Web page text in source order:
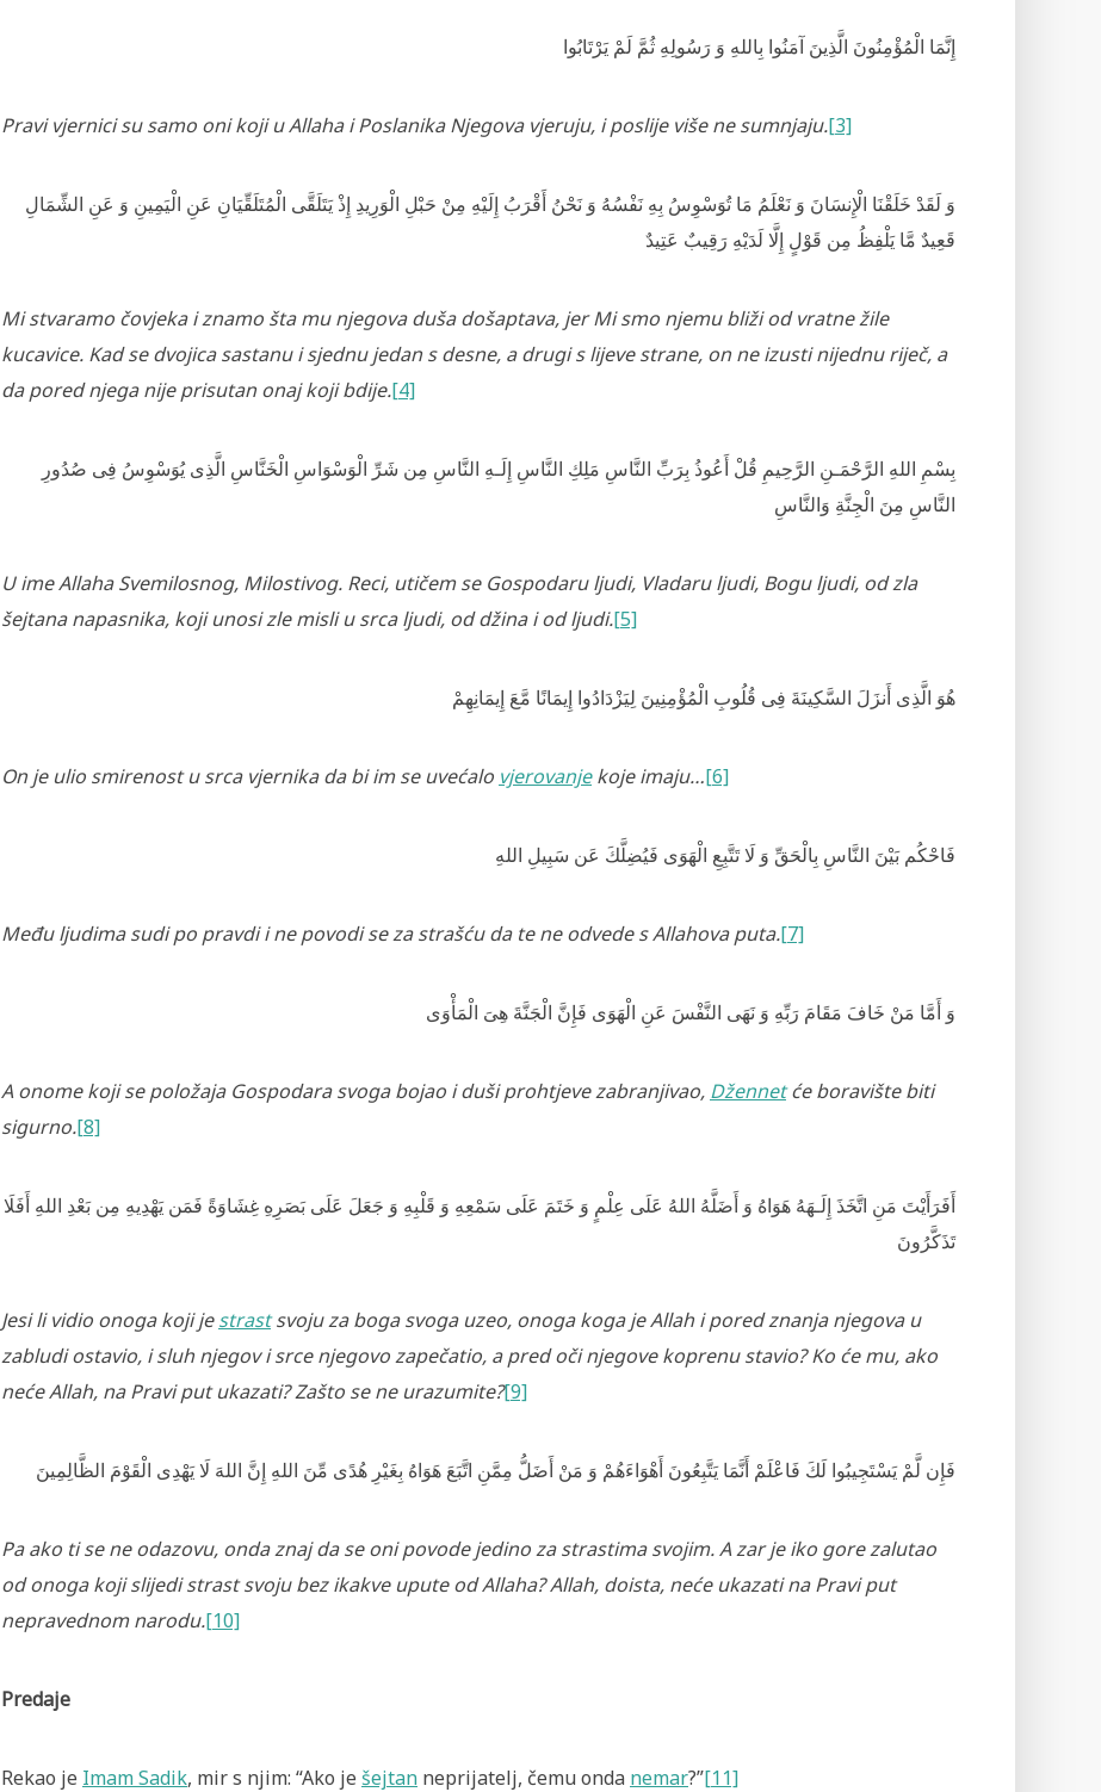
إِنَّمَا الْمُؤْمِنُونَ الَّذِينَ آمَنُوا بِاللهِ وَ رَ‌سُولِهِ ثُمَّ لَمْ يَرْ‌تَابُوا
Pravi vjernici su samo oni koji u Allaha i Poslanika Njegova vjeruju, i poslije više ne sumnjaju.[3]
وَ لَقَدْ خَلَقْنَا الْإِنسَانَ وَ نَعْلَمُ مَا تُوَسْوِسُ بِهِ نَفْسُهُ وَ نَحْنُ أَقْرَ‌بُ إِلَيْهِ مِنْ حَبْلِ الْوَرِ‌يدِ إِذْ يَتَلَقَّى الْمُتَلَقِّيَانِ عَنِ الْيَمِينِ وَ عَنِ الشِّمَالِ
قَعِيدٌ مَّا يَلْفِظُ مِن قَوْلٍ إِلَّا لَدَيْهِ رَ‌قِيبٌ عَتِيدٌ
Mi stvaramo čovjeka i znamo šta mu njegova duša došaptava, jer Mi smo njemu bliži od vratne žile
kucavice. Kad se dvojica sastanu i sjednu jedan s desne, a drugi s lijeve strane, on ne izusti nijednu riječ, a
da pored njega nije prisutan onaj koji bdije.[4]
بِسْمِ اللهِ الرَّ‌حْمَـنِ الرَّ‌حِيمِ قُلْ أَعُوذُ بِرَ‌بِّ النَّاسِ مَلِكِ النَّاسِ إِلَـهِ النَّاسِ مِن شَرِّ‌ الْوَسْوَاسِ الْخَنَّاسِ الَّذِى يُوَسْوِسُ فِى صُدُورِ‌
النَّاسِ مِنَ الْجِنَّةِ وَالنَّاسِ
U ime Allaha Svemilosnog, Milostivog. Reci, utičem se Gospodaru ljudi, Vladaru ljudi, Bogu ljudi, od zla
šejtana napasnika, koji unosi zle misli u srca ljudi, od džina i od ljudi.[5]
هُوَ الَّذِى أَنزَلَ السَّكِينَةَ فِى قُلُوبِ الْمُؤْمِنِينَ لِيَزْدَادُوا إِيمَانًا مَّعَ إِيمَانِهِمْ
On je ulio smirenost u srca vjernika da bi im se uvećalo vjerovanjekoje imaju…[6]
فَاحْكُم بَيْنَ النَّاسِ بِالْحَقِّ وَ لَا تَتَّبِعِ الْهَوَى فَيُضِلَّكَ عَن سَبِيلِ اللهِ
Među ljudima sudi po pravdii ne povodi se za strašću da te ne odvede s Allahova puta.[7]
وَ أَمَّا مَنْ خَافَ مَقَامَ رَ‌بِّهِ وَ نَهَى النَّفْسَ عَنِ الْهَوَى فَإِنَّ الْجَنَّةَ هِىَ الْمَأْوَى
A onome koji se položaja Gospodara svoga bojao i duši prohtjeve zabranjivao, Džennetće boravište biti
sigurno.[8]
أَفَرَ‌أَيْتَ مَنِ اتَّخَذَ إِلَـهَهُ هَوَاهُ وَ أَضَلَّهُ اللهُ عَلَى عِلْمٍ وَ خَتَمَ عَلَى سَمْعِهِ وَ قَلْبِهِ وَ جَعَلَ عَلَى بَصَرِ‌هِ غِشَاوَةً فَمَن يَهْدِيهِ مِن بَعْدِ اللهِ أَفَلَا
تَذَكَّرُ‌ونَ
Jesi li vidio onogakoji jestrastsvoju za boga svoga uzeo, onoga koga je Allah i pored znanja njegova u
zabludi ostavio, i sluh njegov i srce njegovo zapečatio, a pred oči njegove koprenu stavio? Ko će mu, ako
neće Allah, na Pravi put ukazati? Zašto se ne urazumite?[9]
فَإِن لَّمْ يَسْتَجِيبُوا لَكَ فَاعْلَمْ أَنَّمَا يَتَّبِعُونَ أَهْوَاءَهُمْ وَ مَنْ أَضَلُّ مِمَّنِ اتَّبَعَ هَوَاهُ بِغَيْرِ‌ هُدًى مِّنَ اللهِ إِنَّ اللهَ لَا يَهْدِى الْقَوْمَ الظَّالِمِينَ
Pa ako ti se ne odazovu, onda znaj da se oni povode jedino za strastima svojim. A zar je iko gore zalutao
od onoga koji slijedi strast svoju bez ikakve upute od Allaha? Allah, doista, neće ukazati na Pravi put
nepravednom narodu.[10]
Predaje
Rekao je Imam Sadik, mir s njim: “Ako je šejtan neprijatelj, čemu onda nemar?”[11]